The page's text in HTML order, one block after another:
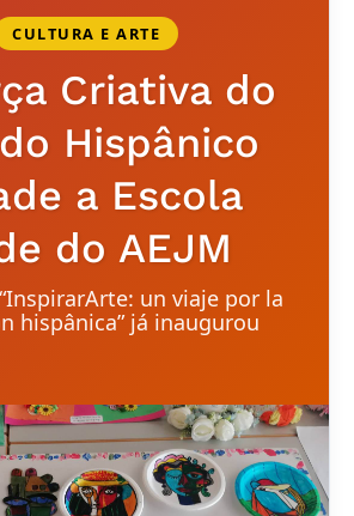
CULTURA E ARTE
Criativa do
Hispânico
a Escola
do AEJM
un viaje por la
hispânica” já inaugurou